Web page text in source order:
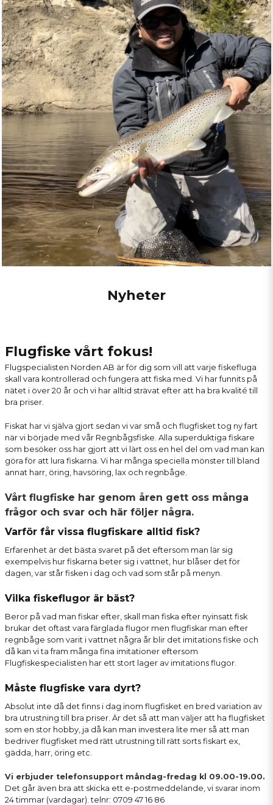
Nyheter
Flugfiske vårt fokus!
Flugspecialisten Norden AB är för dig som vill att varje fiskefluga
skall vara kontrollerad och fungera att fiska med. Vi har funnits på
nätet i över 20 år och vi har alltid strävat efter att ha bra kvalité till
bra priser.
Fiskat har vi själva gjort sedan vi var små och flugfisket tog ny fart
när vi började med vår Regnbågsfiske . Alla superduktiga fiskare
som besöker oss har gjort att vi lärt oss en hel del om vad man kan
göra för att lura fiskarna. Vi har många speciella mönster till bland
annat harr, öring, havsöring, lax och regnbåge.
Vårt flugfiske har genom åren gett oss många
frågor och svar och här följer några.
Varför får vissa flugfiskare alltid fisk?
Erfarenhet är det bästa svaret på det eftersom man lär sig
exempelvis hur fiskarna beter sig i vattnet, hur blåser det för
dagen, var står fisken i dag och vad som står på menyn.
Vilka fiskeflugor är bäst?
Beror på vad man fiskar efter, skall man fiska efter nyinsatt fisk
brukar det oftast vara färglada flugor men flugfiskar man efter
regnbåge som varit i vattnet några år blir det imitations fiske och
då kan vi ta fram många fina imitationer eftersom
Flugfiskespecialisten har ett stort lager av imitations flugor.
Måste flugfiske vara dyrt?
Absolut inte då det finns i dag inom flugfisket en bred variation av
bra utrustning till bra priser. Är det så att man väljer att ha flugfisket
som en stor hobby, ja då kan man investera lite mer så att man
bedriver flugfisket med rätt utrustning till rätt sorts fiskart ex,
gädda, harr, öring etc.
Vi erbjuder telefonsupport måndag-fredag kl 09.00-19.00.
Det går även bra att skicka ett e-postmeddelande , vi svarar inom
24 timmar (vardagar). telnr: 0709 47 16 86